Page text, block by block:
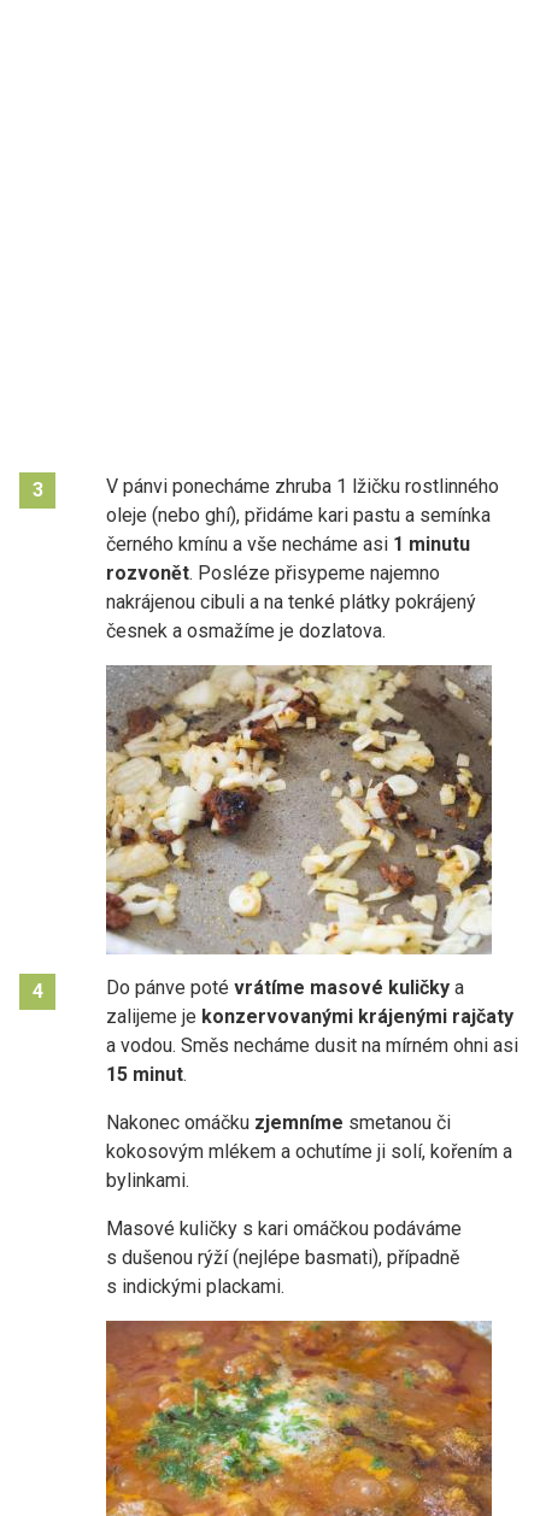
3
V pánvi ponecháme zhruba 1 lžičku rostlinného
oleje (nebo ghí), přidáme kari pastu a semínka
černého kmínu a vše necháme asi 1 minutu
rozvonět. Posléze přisypeme najemno
nakrájenou cibuli a na tenké plátky pokrájený
česnek a osmažíme je dozlatova.
4 Do pánve poté vrátíme masové kuličky a
zalijeme je konzervovanými krájenými rajčaty
a vodou. Směs necháme dusit na mírném ohni asi
15 minut.
Nakonec omáčku zjemníme smetanou či
kokosovým mlékem a ochutíme ji solí, kořením a
bylinkami.
Masové kuličky s kari omáčkou podáváme
s dušenou rýží (nejlépe basmati), případně
s indickými plackami.